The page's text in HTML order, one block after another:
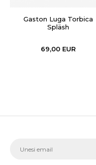
Gaston Luga Torbica
Spläsh
69,00 EUR